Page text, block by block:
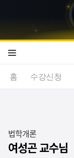
홈 수강신청
법학개론
여성곤 교수님